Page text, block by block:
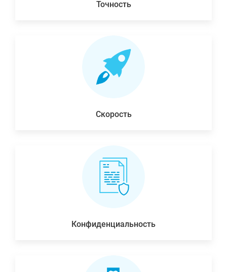
Точность
Скорость
Конфиденциальность